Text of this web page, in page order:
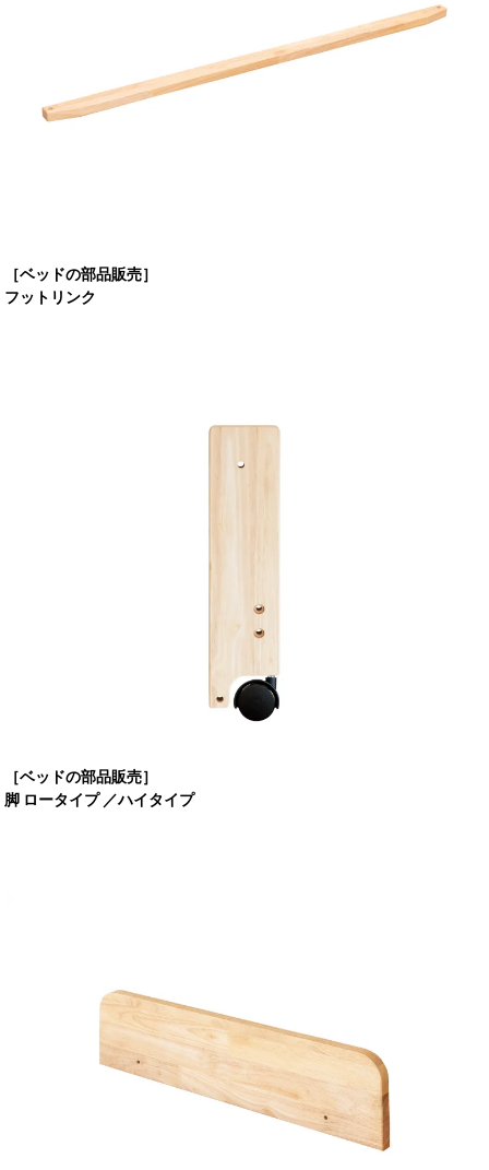
［ベッドの部品販売］
フットリンク
［ベッドの部品販売］
脚 ロータイプ ／ハイタイプ